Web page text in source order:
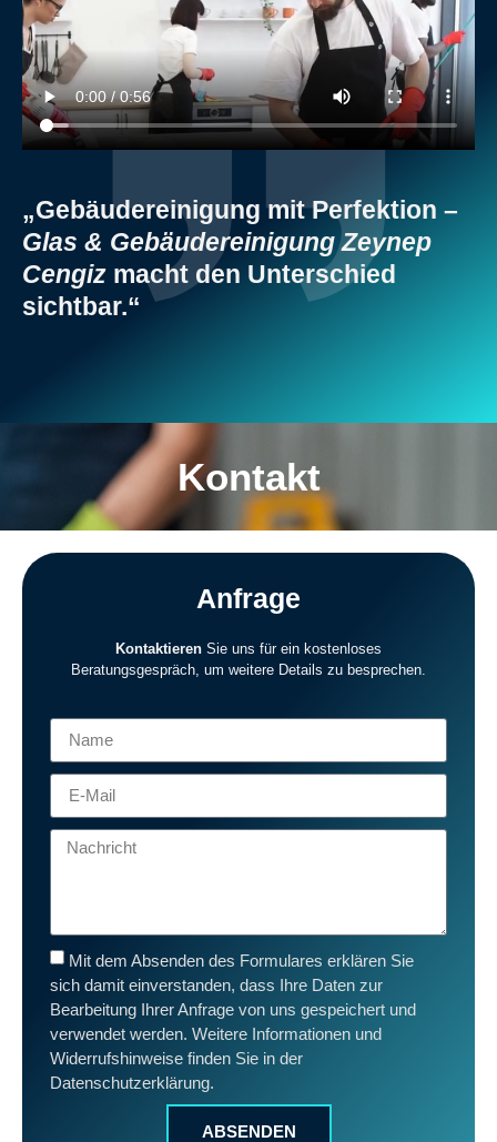
„Gebäudereinigung mit Perfektion –
Glas & Gebäudereinigung Zeynep
Cengiz macht den Unterschied
sichtbar.“
Kontakt
Anfrage
Kontaktieren Sie uns für ein kostenloses
Beratungsgespräch, um weitere Details zu besprechen.
Mit dem Absenden des Formulares erklären Sie
sich damit einverstanden, dass Ihre Daten zur
Bearbeitung Ihrer Anfrage von uns gespeichert und
verwendet werden. Weitere Informationen und
Widerrufshinweise finden Sie in der
Datenschutzerklärung.
ABSENDEN